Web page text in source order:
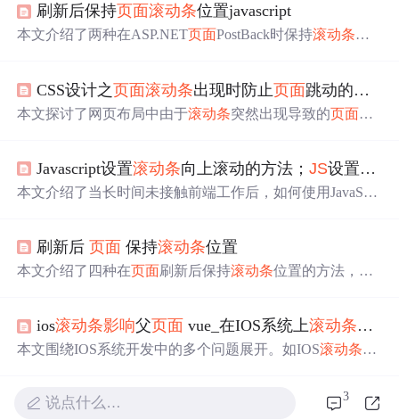
刷新后保持页面滚动条位置javascript
本文介绍了两种在ASP.NET页面PostBack时保持滚动条位
X控件的复杂页面 。
CSS设计之页面滚动条出现时防止页面跳动的方法
本文探讨了网页布局中由于滚动条突然出现导致的页面跳
内容始终居中，避免跳动。对于窄屏幕，可能需要额外的
响应式处理以优化视觉效果。
Javascript设置滚动条向上滚动的方法；JS设置滚动
本文介绍了当长时间未接触前端工作后，如何使用JavaScri
器兼容性问题。
刷新后页面 保持滚动条位置
本文介绍了四种在页面刷新后保持滚动条位置的方法，包
场景的需求。
ios滚动条影响父页面 vue_在IOS系统上滚动条滚动
本文围绕IOS系统开发中的多个问题展开。如IOS滚动条滚
滚动条不显示、按钮不响应点击、
autocomplete属性失效
说点什么… 3